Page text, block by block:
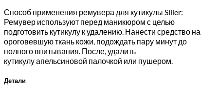
Способ применения ремувера для кутикулы Siller:
Ремувер используют перед маникюром с целью
подготовить кутикулу к удалению. Нанести средство на
ороговевшую ткань кожи, подождать пару минут до
полного впитывания. После, удалить
кутикулу апельсиновой палочкой или пушером.
Детали